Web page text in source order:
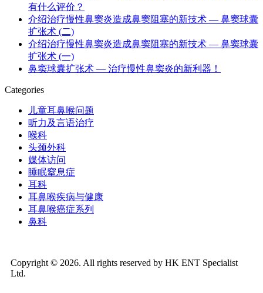
有什么评价？
介绍治疗慢性鼻窦炎造成鼻窦阻塞的新技术 — 鼻窦球囊
扩张术 (二)
介绍治疗慢性鼻窦炎造成鼻窦阻塞的新技术 — 鼻窦球囊
扩张术 (一)
鼻窦球囊扩张术 — 治疗慢性鼻窦炎的新利器！
Categories
儿童耳鼻喉问题
听力及言语治疗
喉科
头颈外科
媒体访问
睡眠窒息症
耳科
耳鼻喉疾病与健康
耳鼻喉癌症系列
鼻科
Copyright © 2026. All rights reserved by HK ENT Specialist
Ltd.